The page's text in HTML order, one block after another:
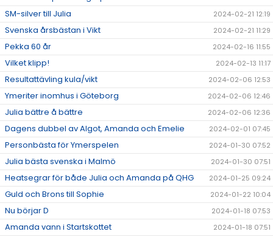
SM-silver till Julia 2024-02-21 12:19
Svenska årsbästan i Vikt 2024-02-21 11:29
Pekka 60 år 2024-02-16 11:55
Vilket klipp! 2024-02-13 11:17
Resultattävling kula/vikt 2024-02-06 12:53
Ymeriter inomhus i Göteborg 2024-02-06 12:46
Julia bättre å bättre 2024-02-06 12:36
Dagens dubbel av Algot, Amanda och Emelie 2024-02-01 07:45
Personbästa för Ymerspelen 2024-01-30 07:52
Julia bästa svenska i Malmö 2024-01-30 07:51
Heatsegrar för både Julia och Amanda på QHG 2024-01-25 09:24
Guld och Brons till Sophie 2024-01-22 10:04
Nu börjar D 2024-01-18 07:53
Amanda vann i Startskottet 2024-01-18 07:51